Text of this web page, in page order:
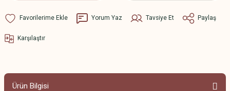
Yorum Yaz Tavsiye Et Paylaş
Karşılaştır
Ürün Bilgisi